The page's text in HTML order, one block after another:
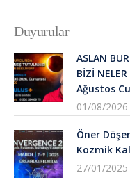
Duyurular
ASLAN
BİZİ
Ağustos
01/08/2026
Öner
Kozmik
27/01/2025